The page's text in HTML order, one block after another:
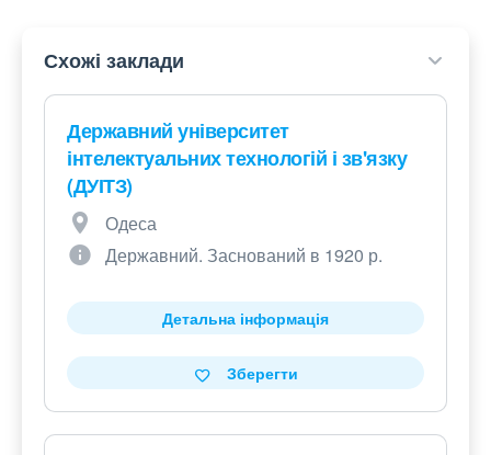
Схожі заклади
Державний університет
інтелектуальних технологій і зв'язку
(ДУІТЗ)
Одеса
Державний. Заснований в 1920 р.
Детальна інформація
Зберегти